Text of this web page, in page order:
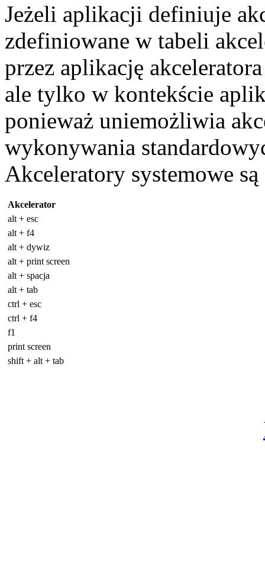
Jeżeli aplikacji definiuje
zdefiniowane w tabeli
przez aplikację
ale tylko w kontekście
ponieważ uniemożliwia
wykonywania
Akceleratory systemowe
Akcelerator
alt + esc
alt + f4
alt + dywiz
alt + print screen
alt + spacja
alt + tab
ctrl + esc
ctrl + f4
f1
print screen
shift + alt + tab